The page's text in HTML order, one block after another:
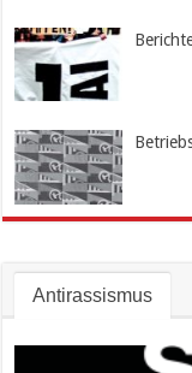
Antirassismus